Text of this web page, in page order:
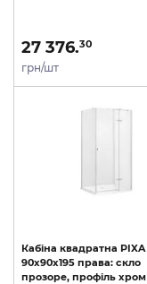
27 376.30
грн/шт
Кабіна квадратна PIXA
90x90x195 права: скло
прозоре, профіль хром